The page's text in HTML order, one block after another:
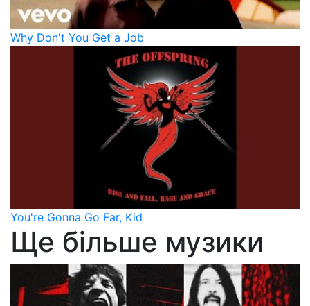
Why Don't You Get a Job
You're Gonna Go Far, Kid
Ще більше музики